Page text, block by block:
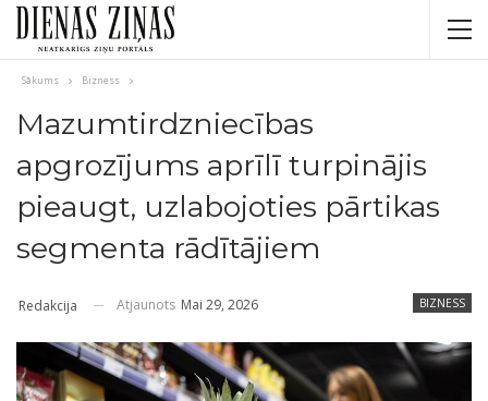
Sākums Bizness
Mazumtirdzniecības
apgrozījums aprīlī turpinājis
pieaugt, uzlabojoties pārtikas
segmenta rādītājiem
BIZNESS
Redakcija Atjaunots Mai 29, 2026